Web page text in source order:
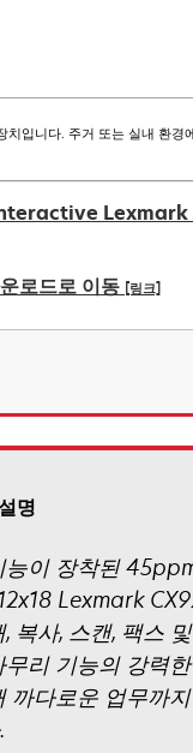
치입니다. 주거 또는 실내 환경
Lexmark
로드로 이동 [링크]
명
능이 장착된
Lexmark
복사, 스캔, 팩스
무리 기능의 강력
까다로운 업무까